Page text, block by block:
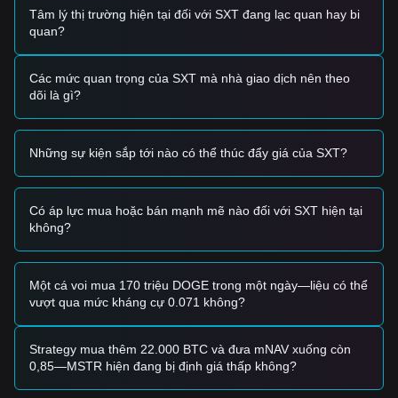
•Kinh tế học token và nguồn cung:Các đợt mở khóa
token đáng kể gần đây (khoảng 23% nguồn cung lưu thông
Tín hiệu giao dịch
Dựa trên cấu trúc kỹ thuật hiện tại và động lượng thị trường,
các nhà phân tích đưa ra các chiến lược giao dịch tham
Vùng mua tiềm năng
cho thấy dấu hiệu bật lên, nó có thể mang lại cơ hội mua
ngắn hạn.
• Nếu SXT phá vỡ thành công mức kháng cự
• Nếu giá SXT giảm xuống dưới mức hỗ trợ$0.00654 , thị
trường có thể bước vào giai đoạn điều chỉnh sâu hơn, có
khả năng kiểm tra mức$0.00630.
Chiến lược mua
Dựa trên cấu trúc thị trường hiện tại, các nhà phân tích đề
Tâm lý thị trường hiện tại đối với SXT đang lạc quan hay bi
quan?
Các mức quan trọng của SXT mà nhà giao dịch nên theo
dõi là gì?
Những sự kiện sắp tới nào có thể thúc đẩy giá của SXT?
Có áp lực mua hoặc bán mạnh mẽ nào đối với SXT hiện tại
không?
Một cá voi mua 170 triệu DOGE trong một ngày—liệu có thể
vượt qua mức kháng cự 0.071 không?
Strategy mua thêm 22.000 BTC và đưa mNAV xuống còn
0,85—MSTR hiện đang bị định giá thấp không?